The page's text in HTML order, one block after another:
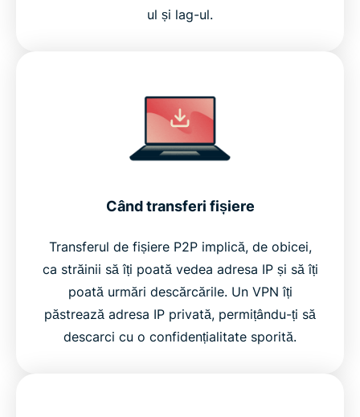
ul și lag-ul.
Când transferi fișiere
Transferul de fișiere P2P implică, de obicei,
ca străinii să îți poată vedea adresa IP și să îți
poată urmări descărcările. Un VPN îți
păstrează adresa IP privată, permițându-ți să
descarci cu o confidențialitate sporită.